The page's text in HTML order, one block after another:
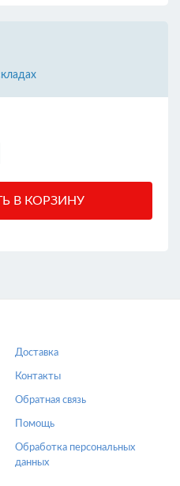
Доставка
Контакты
Обратная связь
Помощь
Обработка персональных
данных